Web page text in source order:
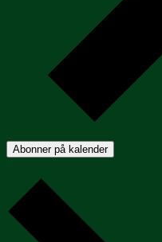
Abonner på kalender